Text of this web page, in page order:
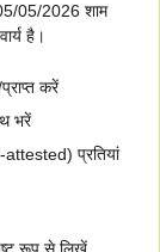
05/2026 शाम
है।
करें
भरें
प्रतियां